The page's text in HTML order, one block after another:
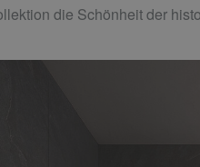
die Schönheit der